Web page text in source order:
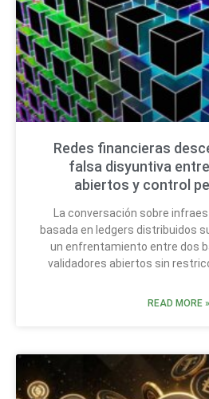
Redes financieras
falsa disyuntiva
abiertos y control
La conversación sobre
basada en ledgers distribuidos
un enfrentamiento entre dos
validadores abiertos sin
READ MORE »